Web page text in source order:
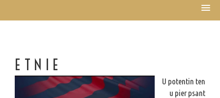
ETNIE
U potentin ten
u pier psant